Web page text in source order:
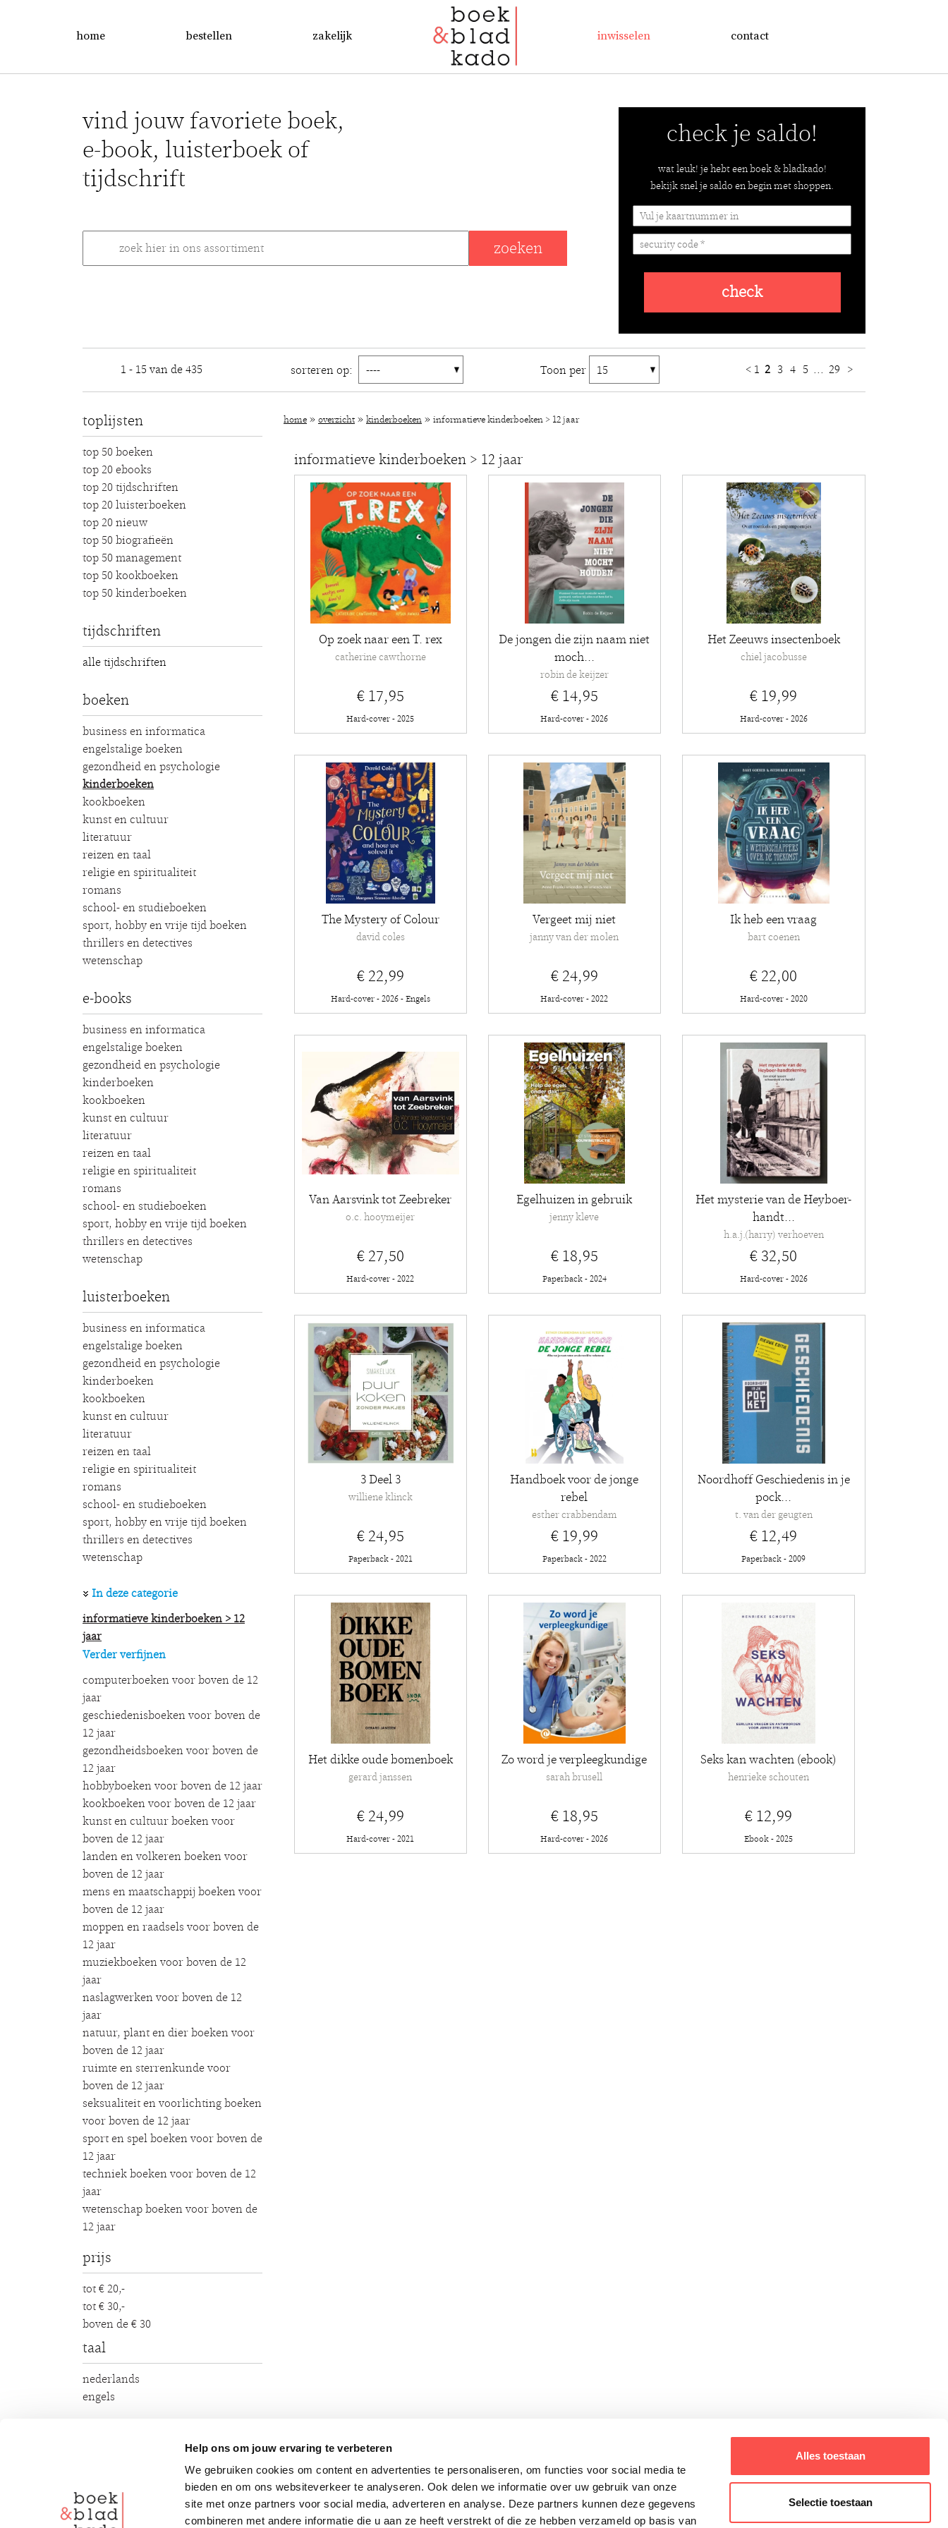
Help ons om jouw ervaring te verbeteren
We gebruiken cookies om content en advertenties te personaliseren, om functies voor social media te
bieden en om ons websiteverkeer te analyseren. Ook delen we informatie over uw gebruik van onze
site met onze partners voor social media, adverteren en analyse. Deze partners kunnen deze gegevens
combineren met andere informatie die u aan ze heeft verstrekt of die ze hebben verzameld op basis van
Alles toestaan
Selectie toestaan
home bestellen zakelijk inwisselen contact
vind jouw favoriete boek,
e-book, luisterboek of
tijdschrift
check je saldo!
wat leuk! je hebt een boek & bladkado!
bekijk snel je saldo en begin met shoppen.
check
1 - 15 van de 435 sorteren op: Toon per < 1 2 3 4 5 ... 29 >
toplijsten
top 50 boeken
top 20 ebooks
top 20 tijdschriften
top 20 luisterboeken
top 20 nieuw
top 50 biografieën
top 50 management
top 50 kookboeken
top 50 kinderboeken
tijdschriften
alle tijdschriften
boeken
business en informatica
engelstalige boeken
gezondheid en psychologie
kinderboeken
kookboeken
kunst en cultuur
literatuur
reizen en taal
religie en spiritualiteit
romans
school- en studieboeken
sport, hobby en vrije tijd boeken
thrillers en detectives
wetenschap
e-books
business en informatica
engelstalige boeken
gezondheid en psychologie
kinderboeken
kookboeken
kunst en cultuur
literatuur
reizen en taal
religie en spiritualiteit
romans
school- en studieboeken
sport, hobby en vrije tijd boeken
thrillers en detectives
wetenschap
luisterboeken
business en informatica
engelstalige boeken
gezondheid en psychologie
kinderboeken
kookboeken
kunst en cultuur
literatuur
reizen en taal
religie en spiritualiteit
romans
school- en studieboeken
sport, hobby en vrije tijd boeken
thrillers en detectives
wetenschap
In deze categorie
informatieve kinderboeken > 12
jaar
Verder verfijnen
computerboeken voor boven de 12
jaar
geschiedenisboeken voor boven de
12 jaar
gezondheidsboeken voor boven de
12 jaar
hobbyboeken voor boven de 12 jaar
kookboeken voor boven de 12 jaar
kunst en cultuur boeken voor
boven de 12 jaar
landen en volkeren boeken voor
boven de 12 jaar
mens en maatschappij boeken voor
boven de 12 jaar
moppen en raadsels voor boven de
12 jaar
muziekboeken voor boven de 12
jaar
naslagwerken voor boven de 12
jaar
natuur, plant en dier boeken voor
boven de 12 jaar
ruimte en sterrenkunde voor
boven de 12 jaar
seksualiteit en voorlichting boeken
voor boven de 12 jaar
sport en spel boeken voor boven de
12 jaar
techniek boeken voor boven de 12
jaar
wetenschap boeken voor boven de
12 jaar
prijs
tot € 20,-
tot € 30,-
boven de € 30
taal
nederlands
engels
home » overzicht » kinderboeken » informatieve kinderboeken > 12 jaar
informatieve kinderboeken > 12 jaar
Op zoek naar een T. rex
catherine cawthorne
€ 17,95
Hard-cover - 2025
De jongen die zijn naam niet
moch...
robin de keijzer
€ 14,95
Hard-cover - 2026
Het Zeeuws insectenboek
chiel jacobusse
€ 19,99
Hard-cover - 2026
The Mystery of Colour
david coles
€ 22,99
Hard-cover - 2026 - Engels
Vergeet mij niet
janny van der molen
€ 24,99
Hard-cover - 2022
Ik heb een vraag
bart coenen
€ 22,00
Hard-cover - 2020
Van Aarsvink tot Zeebreker
o.c. hooymeijer
€ 27,50
Hard-cover - 2022
Egelhuizen in gebruik
jenny kleve
€ 18,95
Paperback - 2024
Het mysterie van de Heyboer-
handt...
h.a.j.(harry) verhoeven
€ 32,50
Hard-cover - 2026
3 Deel 3
williene klinck
€ 24,95
Paperback - 2021
Handboek voor de jonge
rebel
esther crabbendam
€ 19,99
Paperback - 2022
Noordhoff Geschiedenis in je
pock...
t. van der geugten
€ 12,49
Paperback - 2009
Het dikke oude bomenboek
gerard janssen
€ 24,99
Hard-cover - 2021
Zo word je verpleegkundige
sarah brusell
€ 18,95
Hard-cover - 2026
Seks kan wachten (ebook)
henrieke schouten
€ 12,99
Ebook - 2025
4 5...29 >